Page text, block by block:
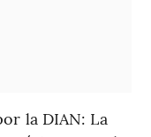
la DIAN: La